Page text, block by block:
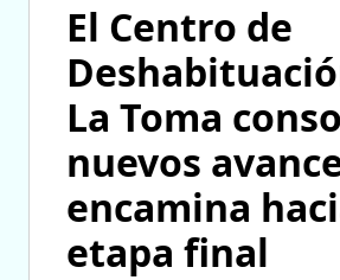
El Centro de
La Toma
nuevos
encamina
etapa final